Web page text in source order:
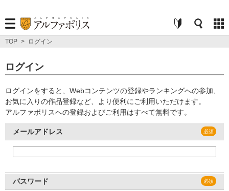
TOP > ログイン
ログイン
ログインをすると、Webコンテンツの登録やランキングへの参加、
お気に入りの作品登録など、より便利にご利用いただけます。
アルファポリスへの登録およびご利用はすべて無料です。
メールアドレス
パスワード